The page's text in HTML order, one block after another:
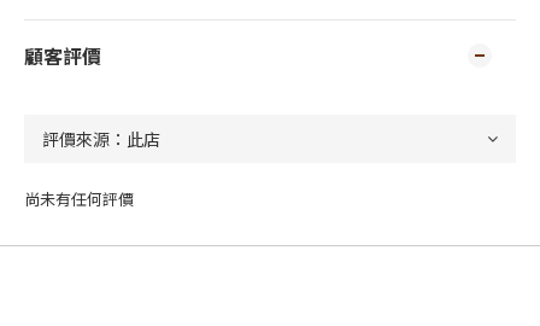
顧客評價
尚未有任何評價